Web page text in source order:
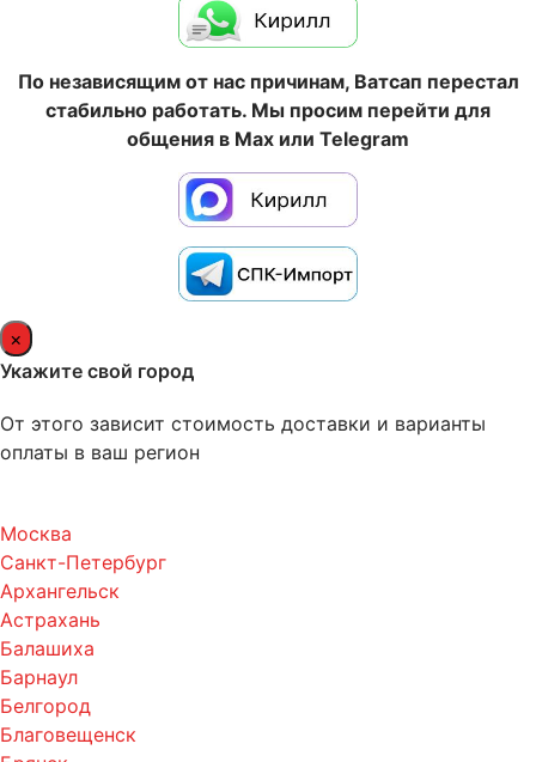
По независящим от нас причинам, Ватсап перестал
стабильно работать. Мы просим перейти для
общения в Max или Telegram
×
Укажите свой город
От этого зависит стоимость доставки и варианты
оплаты в ваш регион
Москва
Санкт-Петербург
Архангельск
Астрахань
Балашиха
Барнаул
Белгород
Благовещенск